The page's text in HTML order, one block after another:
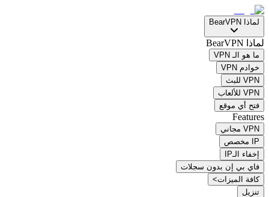
لماذا BearVPN
لماذا BearVPN
ما هو الـ VPN
خوادم VPN
VPN للبث
VPN للألعاب
فتح أي موقع
Features
VPN مجاني
IP مخصص
إخفاء الـIP
فاي بي إن بدون سجلات
كافة الميزات>
تنزيل